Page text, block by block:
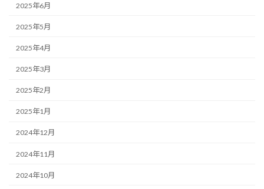
2025年6月
2025年5月
2025年4月
2025年3月
2025年2月
2025年1月
2024年12月
2024年11月
2024年10月